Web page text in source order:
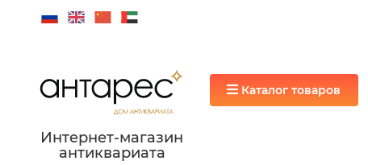
Интернет-магазин
антиквариата
Каталог товаров